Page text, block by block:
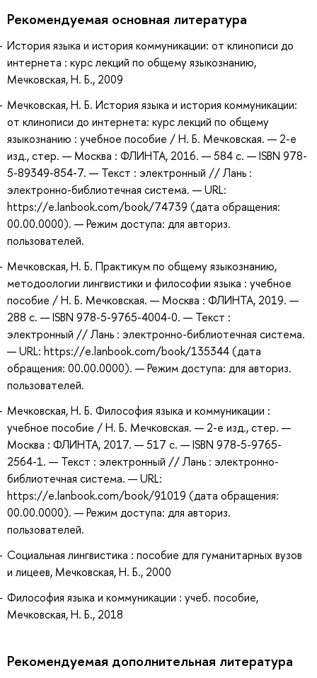
Рекомендуемая основная литература
История языка и история коммуникации: от клинописи до
интернета : курс лекций по общему языкознанию,
Мечковская, Н. Б., 2009
Мечковская, Н. Б. История языка и история коммуникации:
от клинописи до интернета: курс лекций по общему
языкознанию : учебное пособие / Н. Б. Мечковская. — 2-е
изд., стер. — Москва : ФЛИНТА, 2016. — 584 с. — ISBN 978-
5-89349-854-7. — Текст : электронный // Лань :
электронно-библиотечная система. — URL:
https://e.lanbook.com/book/74739 (дата обращения:
00.00.0000). — Режим доступа: для авториз.
пользователей.
Мечковская, Н. Б. Практикум по общему языкознанию,
методоологии лингвистики и философии языка : учебное
пособие / Н. Б. Мечковская. — Москва : ФЛИНТА, 2019. —
288 с. — ISBN 978-5-9765-4004-0. — Текст :
электронный // Лань : электронно-библиотечная система.
— URL: https://e.lanbook.com/book/135344 (дата
обращения: 00.00.0000). — Режим доступа: для авториз.
пользователей.
Мечковская, Н. Б. Философия языка и коммуникации :
учебное пособие / Н. Б. Мечковская. — 2-е изд., стер. —
Москва : ФЛИНТА, 2017. — 517 с. — ISBN 978-5-9765-
2564-1. — Текст : электронный // Лань : электронно-
библиотечная система. — URL:
https://e.lanbook.com/book/91019 (дата обращения:
00.00.0000). — Режим доступа: для авториз.
пользователей.
Социальная лингвистика : пособие для гуманитарных вузов
и лицеев, Мечковская, Н. Б., 2000
Философия языка и коммуникации : учеб. пособие,
Мечковская, Н. Б., 2018
Рекомендуемая дополнительная литература